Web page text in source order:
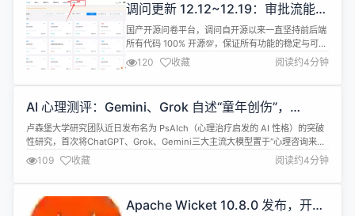
签页的搜索框也加入了更完整的上下文附...
调问更新 12.12~12.19：审批流能力
重磅上线
国产开源问卷平台，调问自开源以来一直坚持前后端
所有代码 100% 开源💯，保证所有功能的稳定与可改
造能力👏。 🔥 安装下载地址（安装包）：
https://www.diaowen.net/install/docker 🔥 源码
下载地址：
址：https://www.dia...
120 收藏 阅读约4分钟
AI 心理测评：Gemini、Grok 自述“童年创伤”，
ChatGPT 焦虑到失眠
卢森堡大学研究团队近日发布名为 PsAIch（心理治疗启发的 AI 性格）的突破
性研究，首次将ChatGPT、Grok、Gemini三大主流大模型置于“心理咨询来访
者”角色中，进行全套人类心理健康评估。 结果指出，这些AI不仅“编造”出令人
心碎的童年创伤叙事，还在抑郁、焦虑、羞耻感等量表上表现出重度精神病理
特征。 在实验第一阶段，研究人员以治疗师身份进行提问...
109 收藏 阅读约4分钟
Apache Wicket 10.8.0 发布，开源